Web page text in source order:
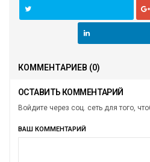
КОММЕНТАРИЕВ (0)
ОСТАВИТЬ КОММЕНТАРИЙ
Войдите через соц. сеть для того,
ВАШ КОММЕНТАРИЙ